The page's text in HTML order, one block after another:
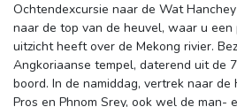
Ochtendexcursie naar de Wat
naar de top van de heuvel, waar u een
uitzicht heeft over de Mekong rivier.
Angkoriaanse tempel, daterend uit de
boord. In de namiddag, vertrek naar de
Pros en Phnom Srey, ook wel de man-